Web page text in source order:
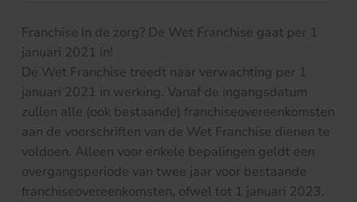
Franchise in de zorg? De Wet Franchise gaat per 1
januari 2021 in!
De Wet Franchise treedt naar verwachting per 1
januari 2021 in werking. Vanaf de ingangsdatum
zullen alle (ook bestaande) franchiseovereenkomsten
aan de voorschriften van de Wet Franchise dienen te
voldoen. Alleen voor enkele bepalingen geldt een
overgangsperiode van twee jaar voor bestaande
franchiseovereenkomsten, ofwel tot 1 januari 2023.